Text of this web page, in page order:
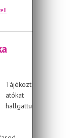
Tájékozt
atókat
hallgattu